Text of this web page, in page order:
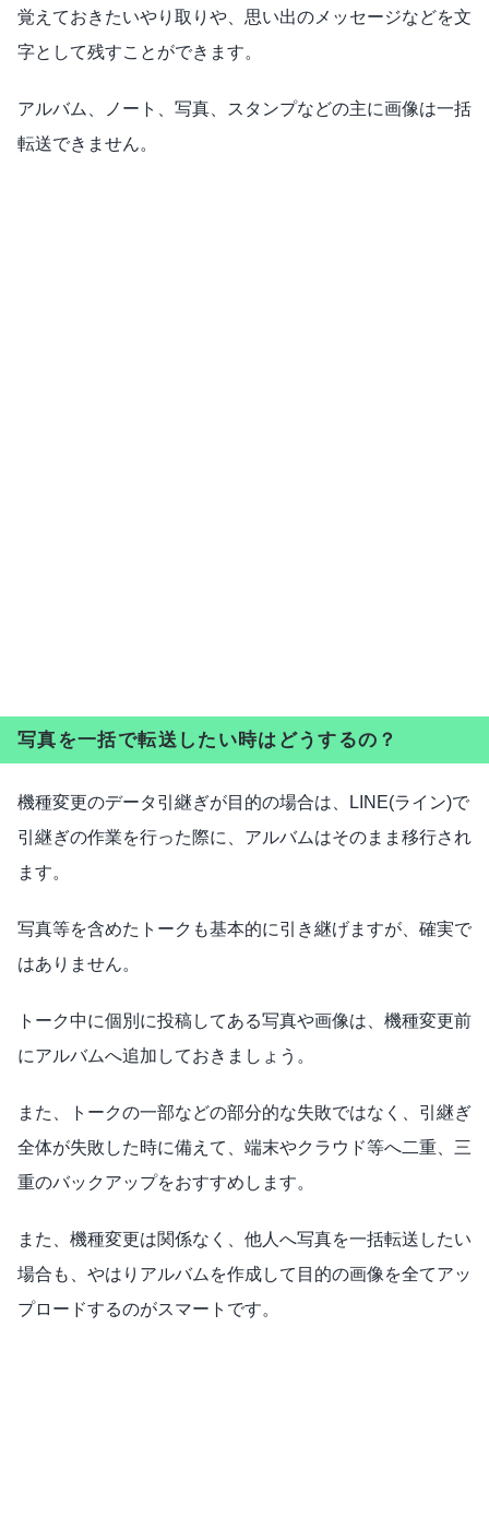
覚えておきたいやり取りや、思い出のメッセージなどを文
字として残すことができます。
アルバム、ノート、写真、スタンプなどの主に画像は一括
転送できません。
写真を一括で転送したい時はどうするの？
機種変更のデータ引継ぎが目的の場合は、LINE(ライン)で
引継ぎの作業を行った際に、アルバムはそのまま移行され
ます。
写真等を含めたトークも基本的に引き継げますが、確実で
はありません。
トーク中に個別に投稿してある写真や画像は、機種変更前
にアルバムへ追加しておきましょう。
また、トークの一部などの部分的な失敗ではなく、引継ぎ
全体が失敗した時に備えて、端末やクラウド等へ二重、三
重のバックアップをおすすめします。
また、機種変更は関係なく、他人へ写真を一括転送したい
場合も、やはりアルバムを作成して目的の画像を全てアッ
プロードするのがスマートです。